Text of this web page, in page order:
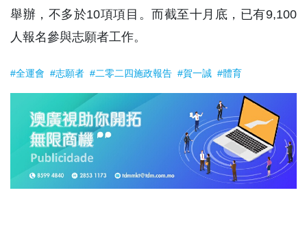
舉辦，不多於10項項目。而截至十月底，已有9,100
人報名參與志願者工作。
#全運會 #志願者 #二零二四施政報告 #賀一誠 #體育